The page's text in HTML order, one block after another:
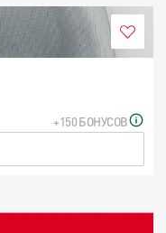
+150 БОНУСОВ